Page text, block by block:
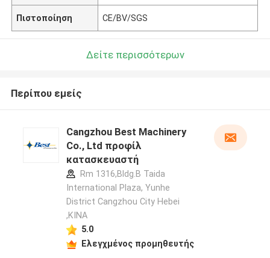
Πιστοποίηση CE/BV/SGS
Δείτε περισσότερων
Περίπου εμείς
Cangzhou Best Machinery
Co., Ltd προφίλ
κατασκευαστή
Rm 1316,Bldg.B Taida
International Plaza, Yunhe
District Cangzhou City Hebei
,ΚΙΝΑ
5.0
Ελεγχμένος προμηθευτής